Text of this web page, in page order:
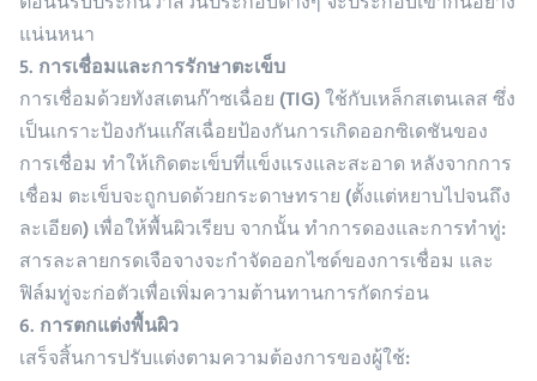
แน่นหนา
5. การเชื่อมและการรักษาตะเข็บ
การเชื่อมด้วยทังสเตนก๊าซเฉื่อย (TIG) ใช้กับเหล็กสเตนเลส ซึ่ง
เป็นเกราะป้องกันแก๊สเฉื่อยป้องกันการเกิดออกซิเดชันของ
การเชื่อม ทำให้เกิดตะเข็บที่แข็งแรงและสะอาด หลังจากการ
เชื่อม ตะเข็บจะถูกบดด้วยกระดาษทราย (ตั้งแต่หยาบไปจนถึง
ละเอียด) เพื่อให้พื้นผิวเรียบ จากนั้น ทำการดองและการทำทู่:
สารละลายกรดเจือจางจะกำจัดออกไซด์ของการเชื่อม และ
ฟิล์มทู่จะก่อตัวเพื่อเพิ่มความต้านทานการกัดกร่อน
6. การตกแต่งพื้นผิว
เสร็จสิ้นการปรับแต่งตามความต้องการของผู้ใช้: